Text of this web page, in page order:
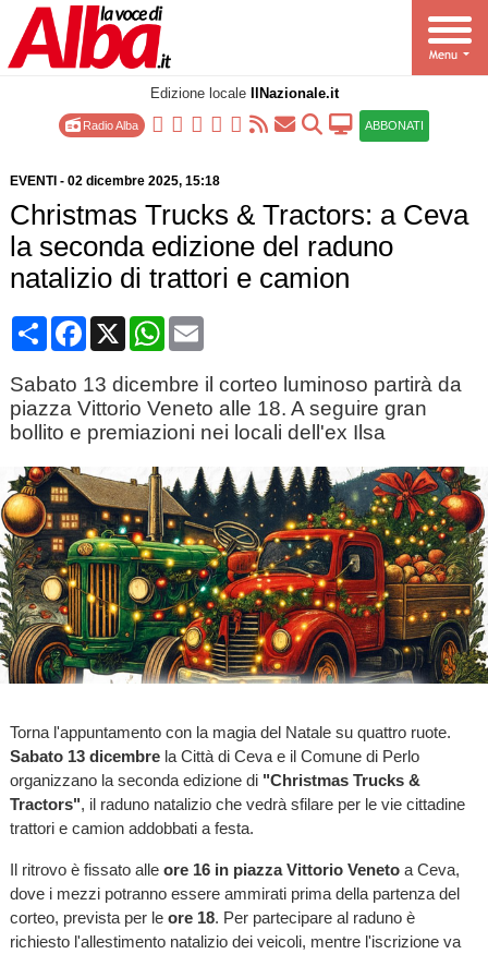
Edizione locale IlNazionale.it
Radio Alba ABBONATI
EVENTI - 02 dicembre 2025, 15:18
Christmas Trucks & Tractors: a Ceva
la seconda edizione del raduno
natalizio di trattori e camion
CondividiFacebook
X WhatsApp
Email
Sabato 13 dicembre il corteo luminoso partirà da
piazza Vittorio Veneto alle 18. A seguire gran
bollito e premiazioni nei locali dell'ex Ilsa
Torna l'appuntamento con la magia del Natale su quattro ruote.
Sabato 13 dicembrela Città di Ceva e il Comune di Perlo
organizzano la seconda edizione di "Christmas Trucks &
Tractors", il raduno natalizio che vedrà sfilare per le vie cittadine
trattori e camion addobbati a festa.
Il ritrovo è fissato alle ore 16 in piazza Vittorio Venetoa Ceva,
dove i mezzi potranno essere ammirati prima della partenza del
corteo, prevista per le ore 18. Per partecipare al raduno è
richiesto l'allestimento natalizio dei veicoli, mentre l'iscrizione va